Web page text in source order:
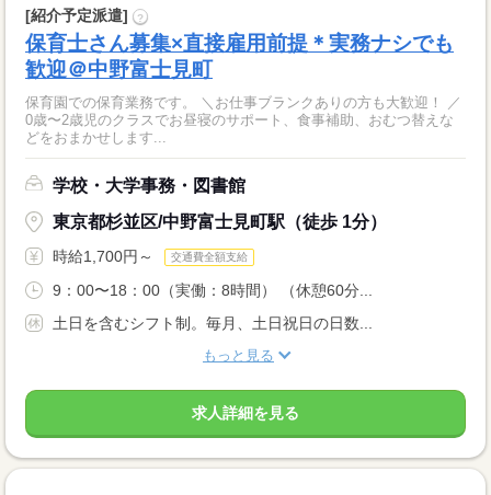
[紹介予定派遣] ?
保育士さん募集×直接雇用前提＊実務ナシでも
歓迎＠中野富士見町
保育園での保育業務です。 ＼お仕事ブランクありの方も大歓迎！ ／
0歳〜2歳児のクラスでお昼寝のサポート、食事補助、おむつ替えな
どをおまかせします...
学校・大学事務・図書館
東京都杉並区/中野富士見町駅（徒歩 1分）
時給1,700円～ 交通費全額支給
9：00〜18：00（実働：8時間） （休憩60分...
土日を含むシフト制。毎月、土日祝日の日数...
もっと見る
求人詳細を見る